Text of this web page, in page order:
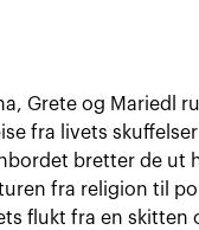
Grete og Mariedl
fra livets
bretter de ut
fra religion til
flukt fra en